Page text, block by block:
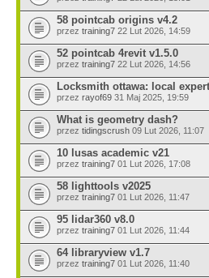
58 pointcab origins v4.2
przez training7 22 Lut 2026, 14:59
52 pointcab 4revit v1.5.0
przez training7 22 Lut 2026, 14:56
Locksmith ottawa: local
przez rayof69 31 Maj 2025, 19:59
What is geometry dash?
przez tidingscrush 09 Lut 2026, 11:07
10 lusas academic v21
przez training7 01 Lut 2026, 17:08
58 lighttools v2025
przez training7 01 Lut 2026, 11:47
95 lidar360 v8.0
przez training7 01 Lut 2026, 11:44
64 libraryview v1.7
przez training7 01 Lut 2026, 11:40